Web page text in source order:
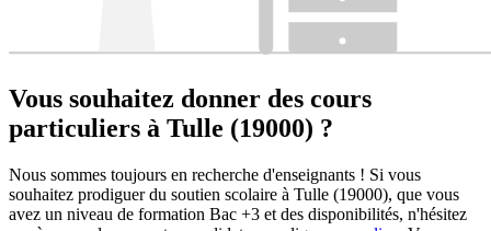
Vous souhaitez donner des cours
particuliers à Tulle (19000) ?
Nous sommes toujours en recherche d'enseignants ! Si vous
souhaitez prodiguer du soutien scolaire à Tulle (19000), que vous
avez un niveau de formation Bac +3 et des disponibilités, n'hésitez